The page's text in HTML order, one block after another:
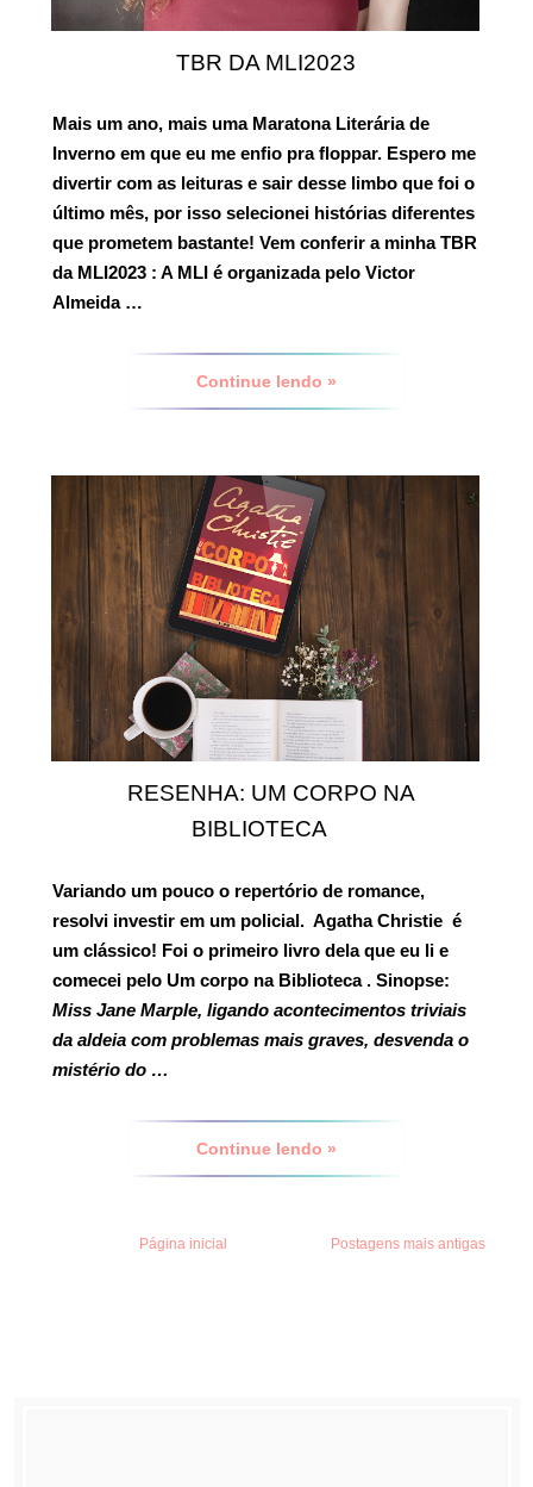
TBR DA MLI2023
Mais um ano, mais uma Maratona Literária de
Inverno em que eu me enfio pra floppar. Espero me
divertir com as leituras e sair desse limbo que foi o
último mês, por isso selecionei histórias diferentes
que prometem bastante! Vem conferir a minhaTBR
da MLI2023 : A MLI é organizada pelo Victor
Almeida …
Continue lendo »
RESENHA: UM CORPO NA
BIBLIOTECA
Variando um pouco o repertório de romance,
resolvi investir em um policial. Agatha Christie é
um clássico! Foi o primeiro livro dela que eu li e
comecei pelo Um corpo na Biblioteca. Sinopse:
Miss Jane Marple, ligando acontecimentos triviais
da aldeia com problemas mais graves, desvenda o
mistério do …
Continue lendo »
Postagens mais antigas
Página inicial